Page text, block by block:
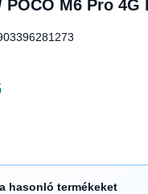
POCO M6 Pro
hasonló termékeket